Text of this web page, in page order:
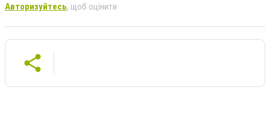
Авторизуйтесь, щоб оцінити